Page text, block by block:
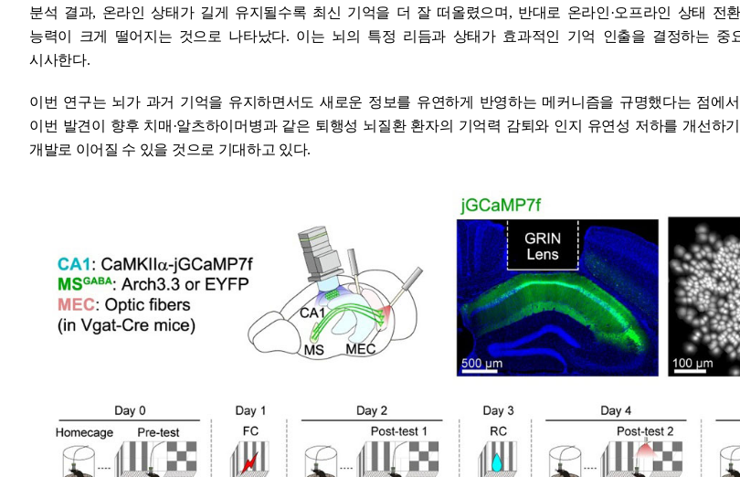
분석 결과, 온라인 상태가 길게 유지될수록 최신 기억을 더 잘 떠올렸으며, 반대로 온라인·오프라인 상태 전
능력이 크게 떨어지는 것으로 나타났다. 이는 뇌의 특정 리듬과 상태가 효과적인 기억 인출을 결정하는 중
시사한다.
이번 연구는 뇌가 과거 기억을 유지하면서도 새로운 정보를 유연하게 반영하는 메커니즘을 규명했다는 점에
이번 발견이 향후 치매·알츠하이머병과 같은 퇴행성 뇌질환 환자의 기억력 감퇴와 인지 유연성 저하를 개선하
개발로 이어질 수 있을 것으로 기대하고 있다.